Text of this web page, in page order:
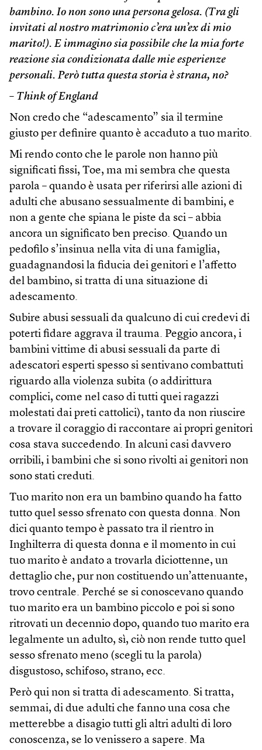
bambino. Io non sono una persona gelosa. (Tra gli
invitati al nostro matrimonio c’era un’ex di mio
marito!). E immagino sia possibile che la mia forte
reazione sia condizionata dalle mie esperienze
personali. Però tutta questa storia è strana, no?
– Think of England
Non credo che “adescamento” sia il termine
giusto per definire quanto è accaduto a tuo marito.
Mi rendo conto che le parole non hanno più
significati fissi, Toe, ma mi sembra che questa
parola – quando è usata per riferirsi alle azioni di
adulti che abusano sessualmente di bambini, e
non a gente che spiana le piste da sci – abbia
ancora un significato ben preciso. Quando un
pedofilo s’insinua nella vita di una famiglia,
guadagnandosi la fiducia dei genitori e l’affetto
del bambino, si tratta di una situazione di
adescamento.
Subire abusi sessuali da qualcuno di cui credevi di
poterti fidare aggrava il trauma. Peggio ancora, i
bambini vittime di abusi sessuali da parte di
adescatori esperti spesso si sentivano combattuti
riguardo alla violenza subita (o addirittura
complici, come nel caso di tutti quei ragazzi
molestati dai preti cattolici), tanto da non riuscire
a trovare il coraggio di raccontare ai propri genitori
cosa stava succedendo. In alcuni casi davvero
orribili, i bambini che si sono rivolti ai genitori non
sono stati creduti.
Tuo marito non era un bambino quando ha fatto
tutto quel sesso sfrenato con questa donna. Non
dici quanto tempo è passato tra il rientro in
Inghilterra di questa donna e il momento in cui
tuo marito è andato a trovarla diciottenne, un
dettaglio che, pur non costituendo un’attenuante,
trovo centrale. Perché se si conoscevano quando
tuo marito era un bambino piccolo e poi si sono
ritrovati un decennio dopo, quando tuo marito era
legalmente un adulto, sì, ciò non rende tutto quel
sesso sfrenato meno (scegli tu la parola)
disgustoso, schifoso, strano, ecc.
Però qui non si tratta di adescamento. Si tratta,
semmai, di due adulti che fanno una cosa che
metterebbe a disagio tutti gli altri adulti di loro
conoscenza, se lo venissero a sapere. Ma